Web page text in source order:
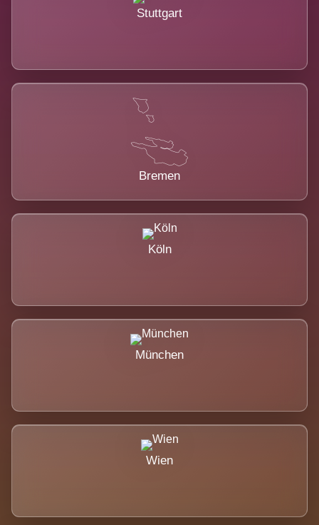
Stuttgart
Bremen
Köln
München
Wien